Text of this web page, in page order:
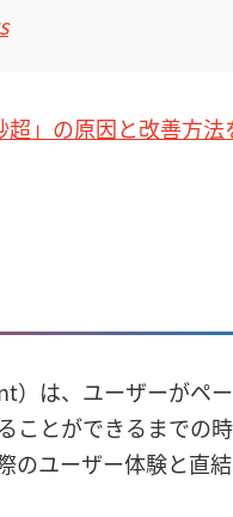
超」の原因と改善方法
）は、ユーザーがペ
ことができるまでの
のユーザー体験と直